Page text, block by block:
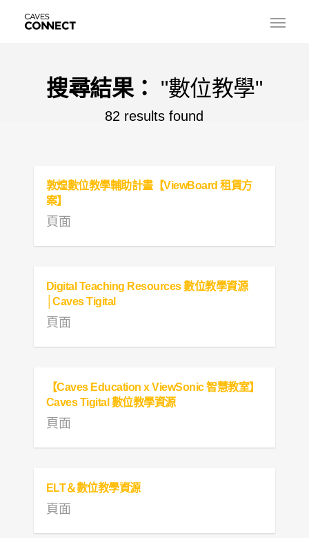
搜尋結果： "數位教學"
82 results found
敦煌數位教學輔助計畫【ViewBoard 租賃方
案】
頁面
Digital Teaching Resources 數位教學資源
│Caves Tigital
頁面
【Caves Education x ViewSonic 智慧教室】
Caves Tigital 數位教學資源
頁面
ELT＆數位教學資源
頁面